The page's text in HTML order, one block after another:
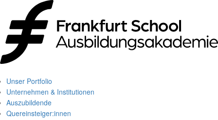
Unser Portfolio
Unternehmen & Institutionen
Auszubildende
Quereinsteiger:innen